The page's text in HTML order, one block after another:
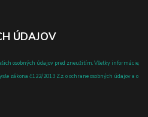
ÚDAJOV
osobných údajov pred zneužitím. Všetky informácie,
zákona č.122/2013 Z.z. o ochrane osobných údajov a o